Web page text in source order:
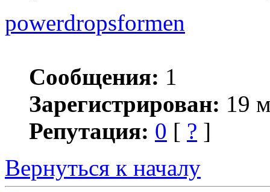
powerdropsformen
Сообщения: 1
Зарегистрирован: 19
Репутация: 0 [ ? ]
Вернуться к началу